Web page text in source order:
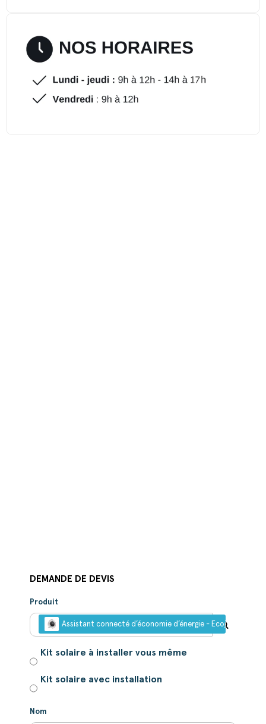
DEMANDE DE DEVIS
Produit
Assistant connecté d’économie d’énergie - Ecojoko
Kit solaire à installer vous même
Kit solaire avec installation
Nom